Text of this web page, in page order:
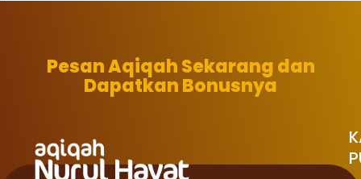
Pesan Aqiqah Sekarang dan
Dapatkan Bonusnya